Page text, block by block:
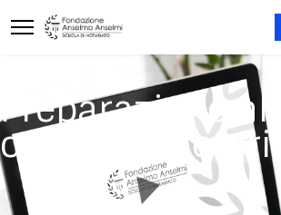
Preparazione al
concorso notarile